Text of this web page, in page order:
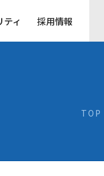
ティ 採用情報
TOP